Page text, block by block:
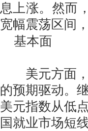
息上涨。然而
宽幅震荡区间
基本面
美元方面，
的预期驱动。
美元指数从低
国就业市场短